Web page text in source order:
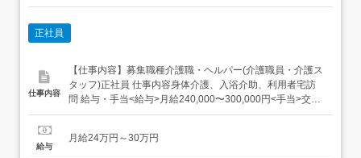
正社員
仕事内容
【仕事内容】募集職種介護職・ヘルパー(介護職員・介護ス
タッフ)正社員 仕事内容身体介護、入浴介助、利用者宅訪
問 給与・手当<給与>月給240,000〜300,000円<手当>交通
費支給:実費(上限あり) 資格資格必須:初任者研修(旧ヘルパ
ー1級・基礎研修)有資格者歓迎:自動車免許 勤務時間日勤専
給与
月給24万円～30万円